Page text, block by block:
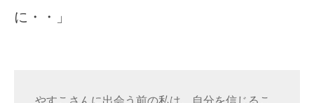
に・・」
やすこさんに出会う前の私は、自分を信じるこ